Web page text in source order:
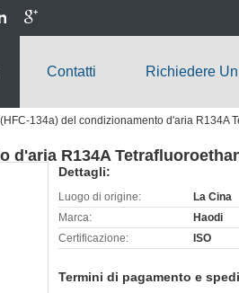
Contatti Richiedere
134a) del condizionamento d'aria R134A
d'aria R134A
Dettagli:
Luogo di origine:
La Cina
Marca:
Haodi
Certificazione:
ISO
Termini di pagamento e